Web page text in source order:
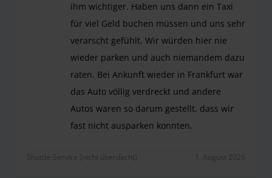
ihm wichtiger. Haben uns dann ein Taxi
für viel Geld buchen müssen und uns sehr
verarscht gefühlt. Wir würden hier nie
wieder parken und auch niemandem dazu
raten. Bei Ankunft wieder in Frankfurt war
das Auto völlig verdreckt und andere
Autos waren so darum gestellt, dass wir
fast nicht ausparken konnten.
Shuttle-Service (nicht überdacht) 1. August 2026